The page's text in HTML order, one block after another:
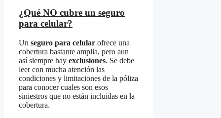
¿Qué NO cubre un seguro
para celular?
Un seguro para celular ofrece una
cobertura bastante amplia, pero aun
así siempre hay exclusiones. Se debe
leer con mucha atención las
condiciones y limitaciones de la póliza
para conocer cuales son esos
siniestros que no están incluidas en la
cobertura.